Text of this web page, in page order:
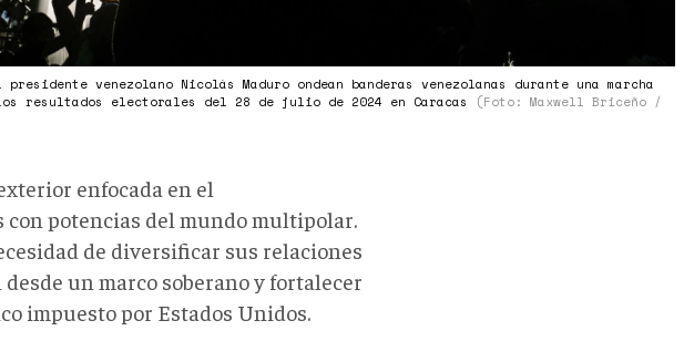
venezolano Nicolás Maduro ondean banderas venezolanas durante una marcha
resultados electorales del 28 de julio de 2024 en Caracas
(Foto: Maxwell Briceño /
enfocada en el
potencias del mundo multipolar.
de diversificar sus relaciones
un marco soberano y fortalecer
impuestopor Estados Unidos.